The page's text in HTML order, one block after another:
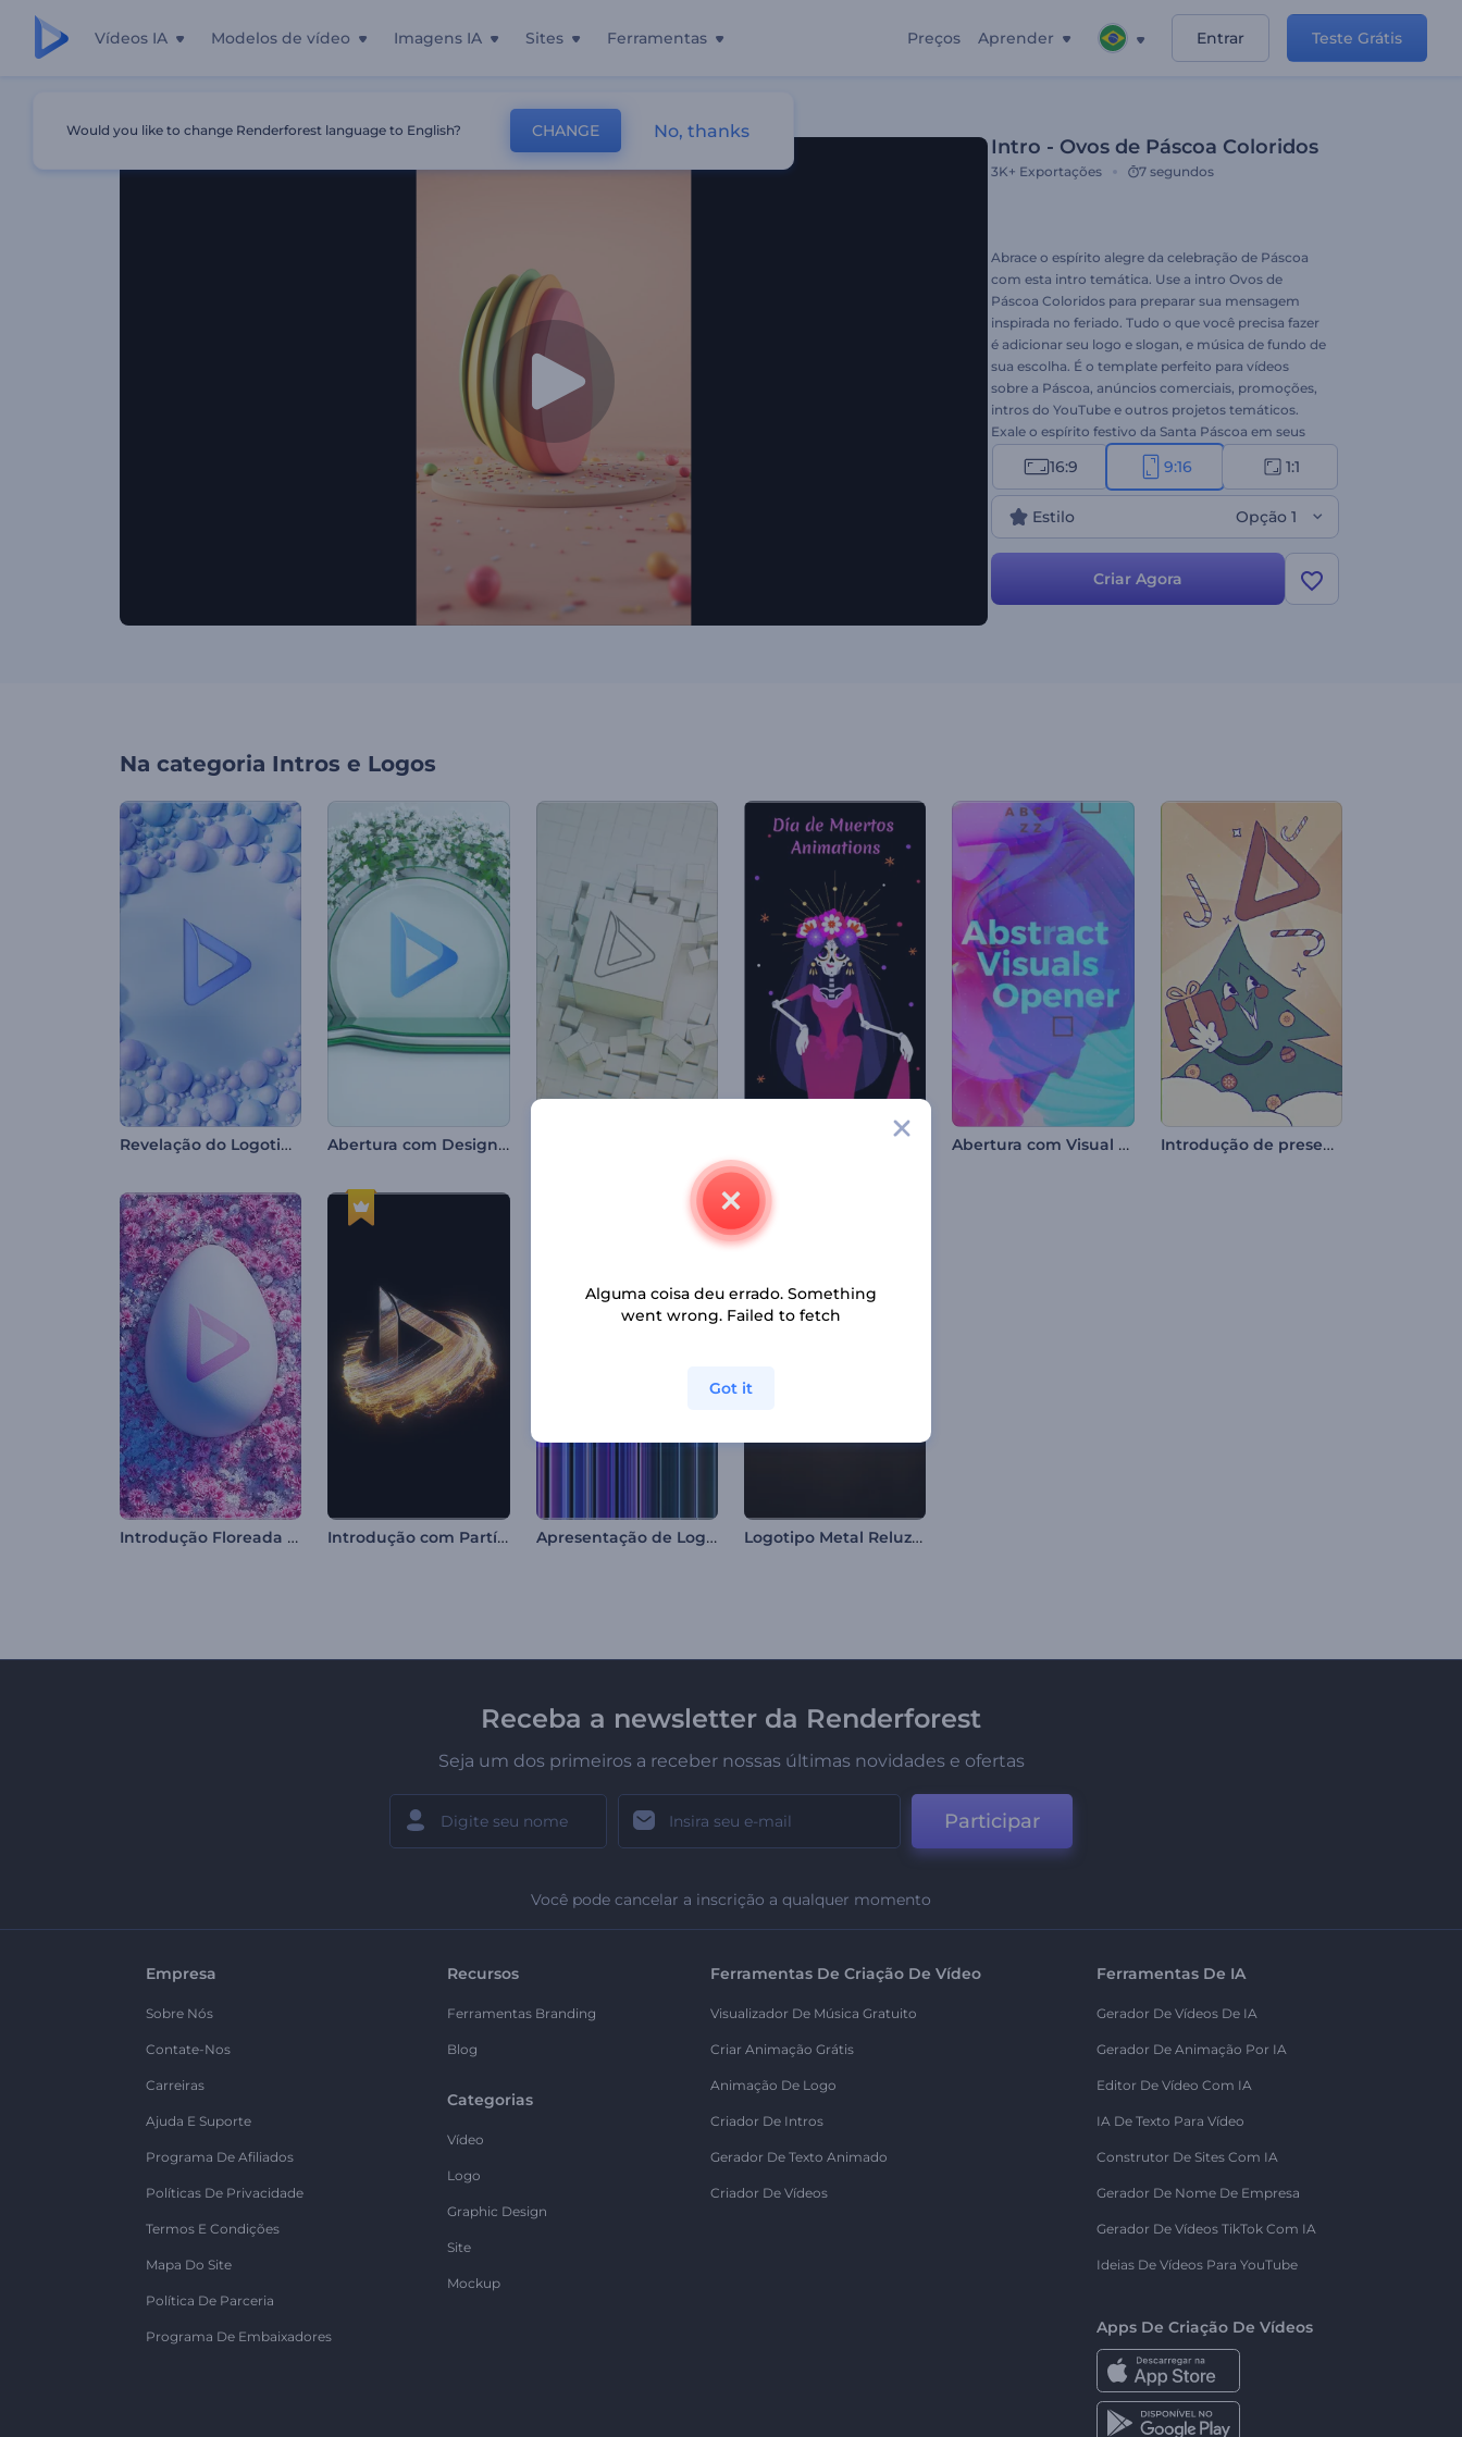
Vídeos IA Modelos de vídeo Imagens IA Sites Ferramentas Preços Aprender Entrar Teste Grátis
Intro - Ovos de Páscoa Coloridos
3K+ Exportações 7 segundos
Abrace o espírito alegre da celebração de Páscoa
com esta intro temática. Use a intro Ovos de
Páscoa Coloridos para preparar sua mensagem
inspirada no feriado. Tudo o que você precisa fazer
é adicionar seu logo e slogan, e música de fundo de
sua escolha. É o template perfeito para vídeos
sobre a Páscoa, anúncios comerciais, promoções,
intros do YouTube e outros projetos temáticos.
Exale o espírito festivo da Santa Páscoa em seus
projetos com alguns cliques. Experimente este
template agora!
16:9 9:16 1:1
Estilo Opção 1
Criar Agora
Na categoria Intros e Logos
Revelação do Logotipo Soft Balls Abertura com Design Floral Abertura com Visual Abstrato Introdução de presente de Natal em desenho animado
Introdução Floreada de Ovo de Páscoa Introdução com Partículas Brilhantes Giratórias Apresentação de Logo - Vidro Iridescente Logotipo Metal Reluzente
Receba a newsletter da Renderforest
Seja um dos primeiros a receber nossas últimas novidades e ofertas
Participar
Você pode cancelar a inscrição a qualquer momento
Empresa
Sobre Nós
Contate-Nos
Carreiras
Ajuda E Suporte
Programa De Afiliados
Políticas De Privacidade
Termos E Condições
Mapa Do Site
Política De Parceria
Programa De Embaixadores
Recursos
Ferramentas Branding
Blog
Categorias
Vídeo
Logo
Graphic Design
Site
Mockup
Ferramentas De Criação De Vídeo
Visualizador De Música Gratuito
Criar Animação Grátis
Animação De Logo
Criador De Intros
Gerador De Texto Animado
Criador De Vídeos
Ferramentas De IA
Gerador De Vídeos De IA
Gerador De Animação Por IA
Editor De Vídeo Com IA
IA De Texto Para Vídeo
Construtor De Sites Com IA
Gerador De Nome De Empresa
Gerador De Vídeos TikTok Com IA
Ideias De Vídeos Para YouTube
Apps De Criação De Vídeos
Would you like to change Renderforest language to English? CHANGE No, thanks
Alguma coisa deu errado. Something
went wrong. Failed to fetch
Got it